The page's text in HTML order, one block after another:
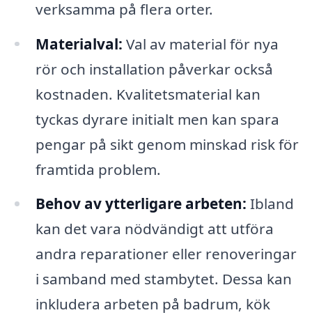
verksamma på flera orter.
Materialval: Val av material för nya
rör och installation påverkar också
kostnaden. Kvalitetsmaterial kan
tyckas dyrare initialt men kan spara
pengar på sikt genom minskad risk för
framtida problem.
Behov av ytterligare arbeten: Ibland
kan det vara nödvändigt att utföra
andra reparationer eller renoveringar
i samband med stambytet. Dessa kan
inkludera arbeten på badrum, kök